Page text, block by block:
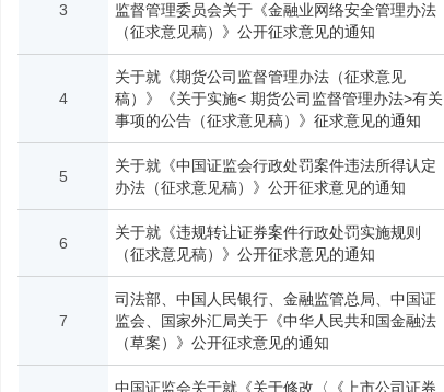
3
监督管理委员会关于《金融业网络安全管理办法
（征求意见稿）》公开征求意见的通知
4
关于就《期货公司监督管理办法（征求意见
稿）》《关于实施< 期货公司监督管理办法>有关
事项的公告（征求意见稿）》征求意见的通知
5
关于就《中国证监会行政处罚案件违法所得认定
办法（征求意见稿）》公开征求意见的通知
6
关于就《违规转让证券案件行政处罚实施规则
（征求意见稿）》公开征求意见的通知
7
司法部、中国人民银行、金融监管总局、中国证
监会、国家外汇局关于《中华人民共和国金融法
（草案）》公开征求意见的通知
中国证监会关于就《关于修改〈《上市公司证券